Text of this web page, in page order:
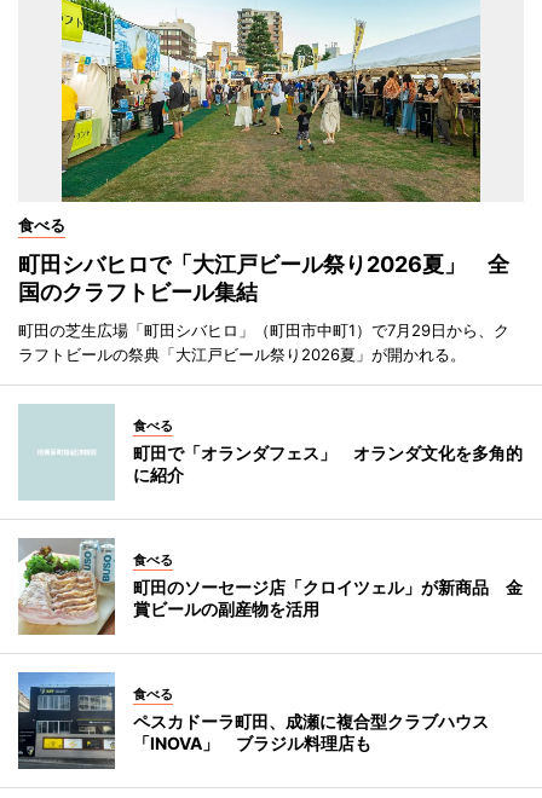
食べる
町田シバヒロで「大江戸ビール祭り2026夏」 全
国のクラフトビール集結
町田の芝生広場「町田シバヒロ」（町田市中町1）で7月29日から、ク
ラフトビールの祭典「大江戸ビール祭り2026夏」が開かれる。
食べる
町田で「オランダフェス」 オランダ文化を多角的
に紹介
食べる
町田のソーセージ店「クロイツェル」が新商品 金
賞ビールの副産物を活用
食べる
ペスカドーラ町田、成瀬に複合型クラブハウス
「INOVA」 ブラジル料理店も